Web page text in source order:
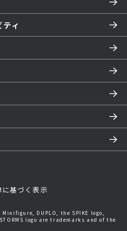
ィ
基づく表示
DUPLO, the SPIKE logo,
logo are trademarks and of the